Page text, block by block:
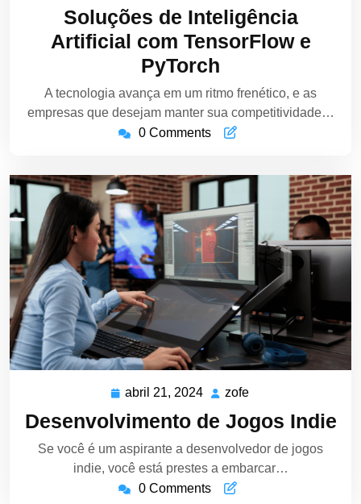
21,
2024
Soluções de Inteligência
Artificial com TensorFlow e
PyTorch
A tecnologia avança em um ritmo frenético, e as
empresas que desejam manter sua competitividade…
0 Comments
abril 21, 2024 abril
21,
2024
zofe
Desenvolvimento de Jogos Indie
Se você é um aspirante a desenvolvedor de jogos
indie, você está prestes a embarcar…
0 Comments